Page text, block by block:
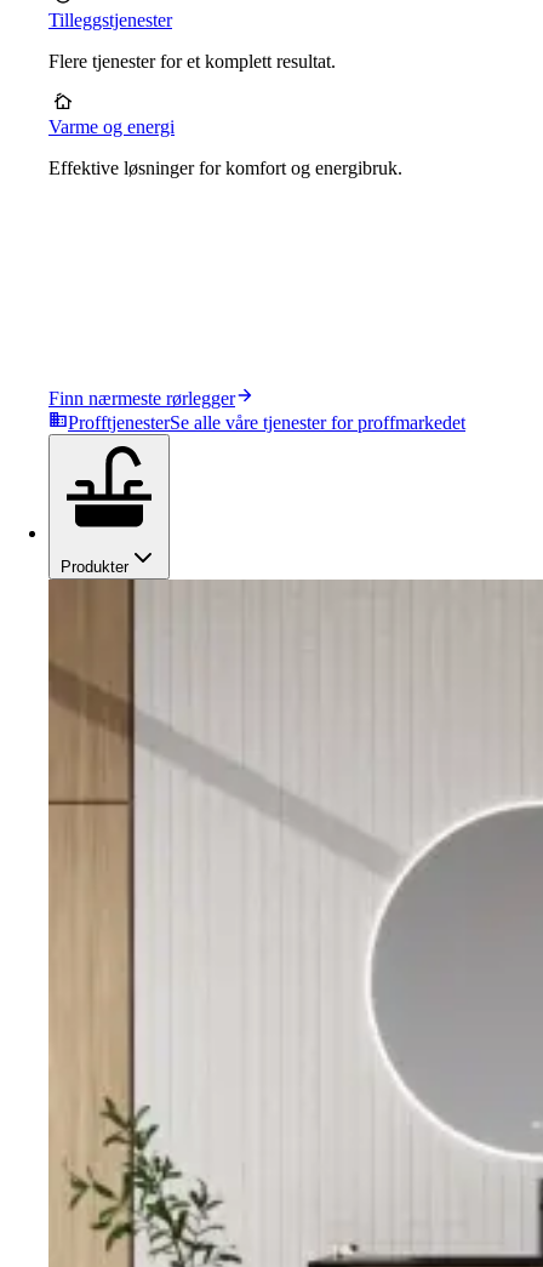
Tilleggstjenester
Flere tjenester for et komplett resultat.
Varme og energi
Effektive løsninger for komfort og energibruk.
Finn nærmeste rørlegger
ProfftjenesterSe alle våre tjenester for proffmarkedet
Produkter